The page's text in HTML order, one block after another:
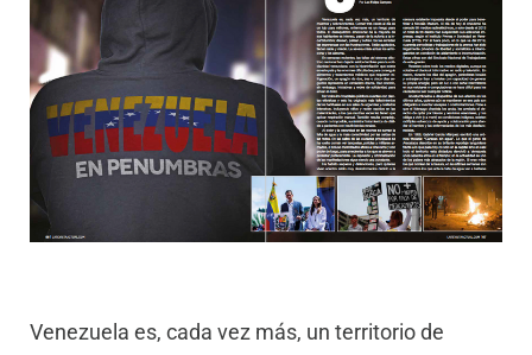
Venezuela es, cada vez más, un territorio de